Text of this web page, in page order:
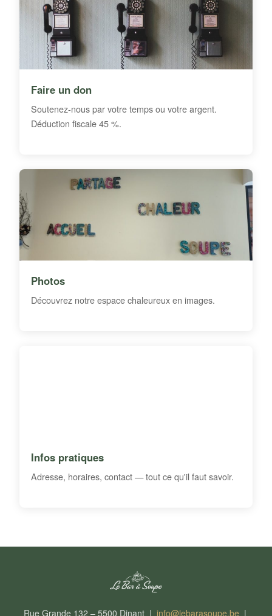
Faire un don
Soutenez-nous par votre temps ou votre argent.
Déduction fiscale 45 %.
Photos
Découvrez notre espace chaleureux en images.
Infos pratiques
Adresse, horaires, contact — tout ce qu'il faut savoir.
Rue Grande 132 – 5500 Dinant | info@lebarasoupe.be|